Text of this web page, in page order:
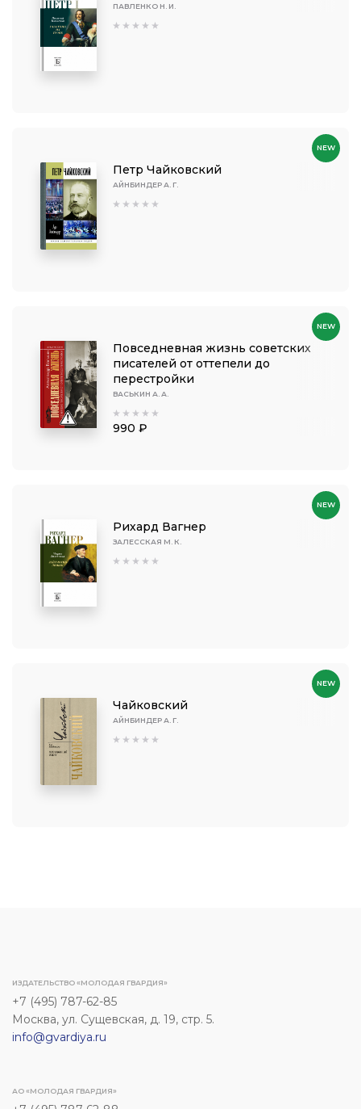
ПАВЛЕНКО Н. И.
Петр Чайковский
АЙНБИНДЕР А. Г.
NEW
Повседневная жизнь советских
писателей от оттепели до
перестройки
ВАСЬКИН А. А.
990 ₽
NEW
Рихард Вагнер
ЗАЛЕССКАЯ М. К.
NEW
Чайковский
АЙНБИНДЕР А. Г.
NEW
ИЗДАТЕЛЬСТВО «МОЛОДАЯ ГВАРДИЯ»
+7 (495) 787-62-85
Москва, ул. Сущевская, д. 19, стр. 5.
info@gvardiya.ru
АО «МОЛОДАЯ ГВАРДИЯ»